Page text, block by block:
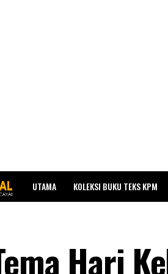
UTAMA KOLEKSI BUKU TEKS KPM
Hari